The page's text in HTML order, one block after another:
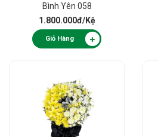
Bình Yên 058
1.800.000đ/Kệ
Giỏ Hàng